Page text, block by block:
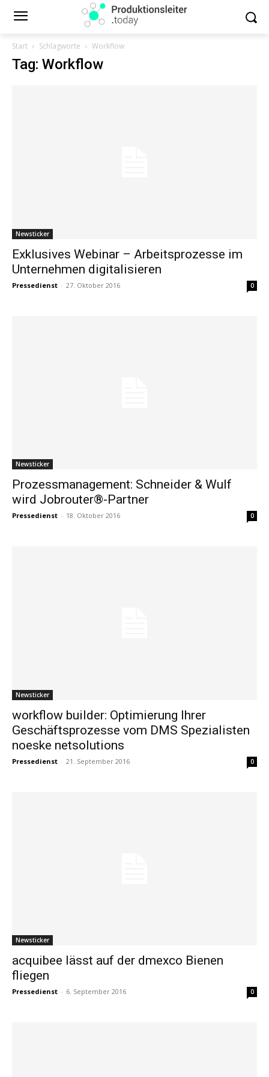
Start Schlagworte Workflow
Tag: Workflow
Newsticker
Exklusives Webinar – Arbeitsprozesse im
Unternehmen digitalisieren
Pressedienst - 27. Oktober 2016 0
Newsticker
Prozessmanagement: Schneider & Wulf
wird Jobrouter®-Partner
Pressedienst - 18. Oktober 2016 0
Newsticker
workflow builder: Optimierung Ihrer
Geschäftsprozesse vom DMS Spezialisten
noeske netsolutions
Pressedienst - 21. September 2016 0
Newsticker
acquibee lässt auf der dmexco Bienen
fliegen
Pressedienst - 6. September 2016 0